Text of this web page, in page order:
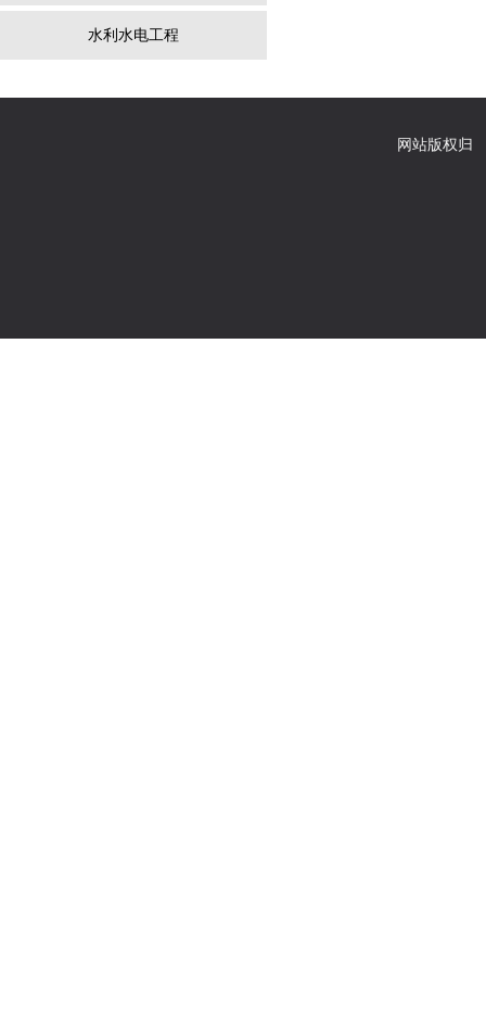
水利水电工程
网站版权